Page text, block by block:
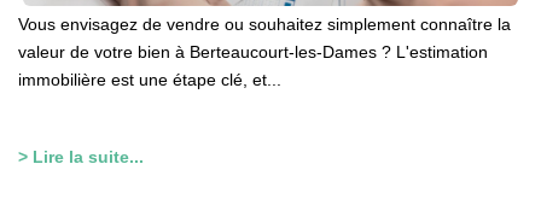
Vous envisagez de vendre ou souhaitez simplement connaître la
valeur de votre bien à Berteaucourt-les-Dames ? L'estimation
immobilière est une étape clé, et...
> Lire la suite...